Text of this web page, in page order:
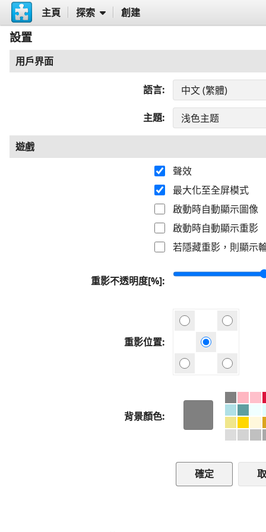
主頁 探索 創建
設置
用戶界面
語言
主題
遊戲
聲效
最大化至全屏模式
啟動時自動顯示圖像
啟動時自動顯示重影
若隱藏重影，則顯示
重影不透明度[%]
重影位置
背景顏色